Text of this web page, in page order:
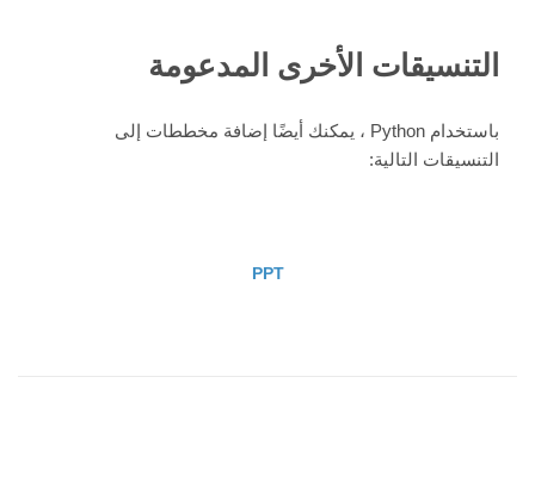
التنسيقات الأخرى المدعومة
باستخدام Python ، يمكنك أيضًا إضافة مخططات إلى
التنسيقات التالية:
PPT